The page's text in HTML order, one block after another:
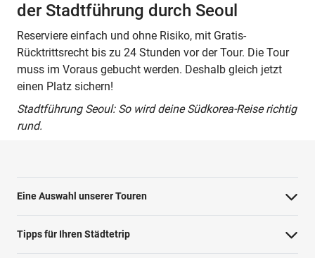
der Stadtführung durch Seoul
Reserviere einfach und ohne Risiko, mit Gratis-
Rücktrittsrecht bis zu 24 Stunden vor der Tour. Die Tour
muss im Voraus gebucht werden. Deshalb gleich jetzt
einen Platz sichern!
Stadtführung Seoul: So wird deine Südkorea-Reise richtig
rund.
Eine Auswahl unserer Touren
Barcelona Highlights Tour
Berlin Highlights Tour
Tipps für Ihren Städtetrip